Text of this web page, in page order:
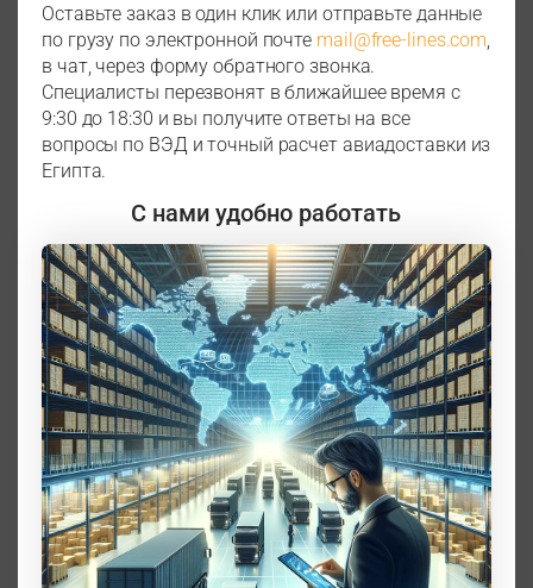
Оставьте заказ в один клик или отправьте данные
по грузу по электронной почте mail@free-lines.com,
в чат, через форму обратного звонка.
Специалисты перезвонят в ближайшее время с
9:30 до 18:30 и вы получите ответы на все
вопросы по ВЭД и точный расчет авиадоставки из
Египта.
С нами удобно работать